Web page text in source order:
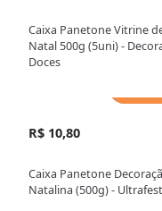
Caixa Panetone Vitrine
Natal 500g (5uni) -
Doces
R$ 10,80
Caixa Panetone
Natalina (500g) - Ultrafest